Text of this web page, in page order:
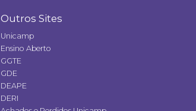
Outros Sites
Unicamp
Ensino Aberto
GGTE
GDE
DEAPE
DERI